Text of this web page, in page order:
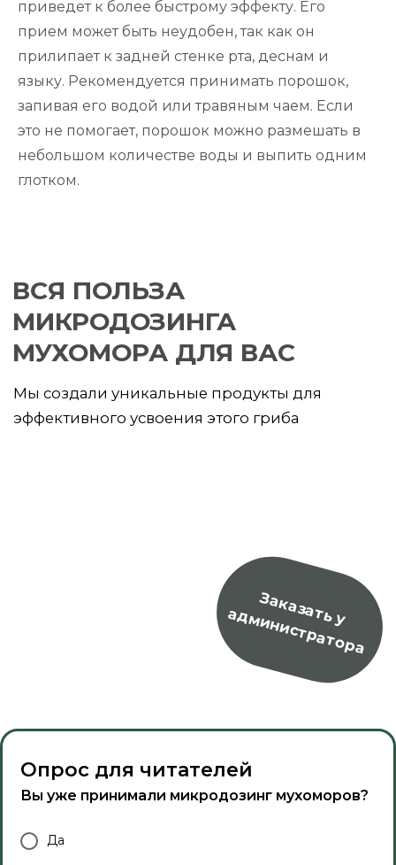
приведет к более быстрому эффекту. Его
прием может быть неудобен, так как он
прилипает к задней стенке рта, деснам и
языку. Рекомендуется принимать порошок,
запивая его водой или травяным чаем. Если
это не помогает, порошок можно размешать в
небольшом количестве воды и выпить одним
глотком.
Опрос для читателей
Вы уже принимали микродозинг мухоморов?
Да